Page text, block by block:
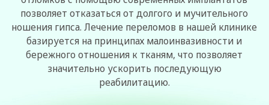
СОВРЕМЕННЫЕ
И ЭФФЕКТИВНЫЕ МЕТОДЫ
Мы предлагаем широкий спектр методов
ПОЧЕМУ ПАЦИЕНТЫ ВЫБИРАЮТ
ОРТОКЛИНИКУ